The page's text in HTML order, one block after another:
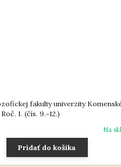
fakulty univerzity
I. (čís. 9.-12.)
Na
Pridať do košíka